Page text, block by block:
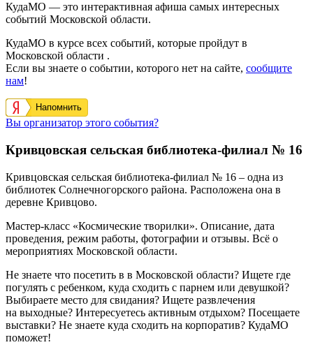
КудаМО — это интерактивная афиша самых интересных
событий Московской области.
КудаМО в курсе всех событий, которые пройдут в
Московской области .
Если вы знаете о событии, которого нет на сайте, сообщите
нам!
Напомнить
Вы организатор этого события?
Кривцовская сельская библиотека-филиал № 16
Кривцовская сельская библиотека-филиал № 16 – одна из
библиотек Солнечногорского района. Расположена она в
деревне Кривцово.
Мастер-класс «Космические творилки». Описание, дата
проведения, режим работы, фотографии и отзывы. Всё о
мероприятиях Московской области.
Не знаете что посетить в в Московской области? Ищете где
погулять с ребенком, куда сходить с парнем или девушкой?
Выбираете место для свидания? Ищете развлечения
на выходные? Интересуетесь активным отдыхом? Посещаете
выставки? Не знаете куда сходить на корпоратив? КудаМО
поможет!